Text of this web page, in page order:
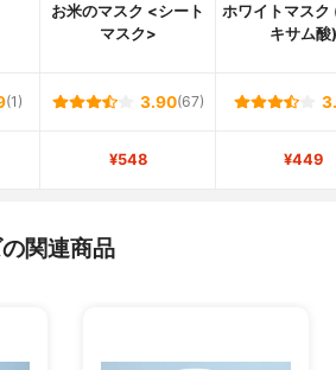
お米のマスク <シート
マスク>
ホワイトマスク
キサム酸)
(1) 3.90(67)
¥548 ¥449
関連商品